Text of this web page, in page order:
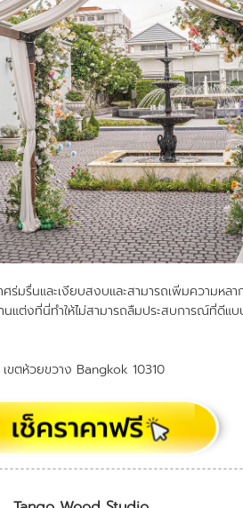
ะเงียบสงบและสามารถเพิ่มความหลาก
แต่งที่นี่ทำให้ไม่สามารถลืมประสบการณ์ที่ดีแ
ขตห้วยขวาง Bangkok 10310